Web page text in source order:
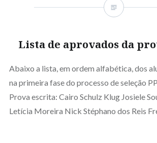
Lista de aprovados da
Abaixo a lista, em ordem alfabética, dos
na primeira fase do processo de seleção
Prova escrita: Cairo Schulz Klug Josiele
Letícia Moreira Nick Stéphano dos Reis